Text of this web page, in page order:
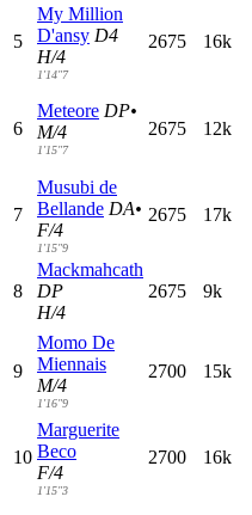
5
My Million
D'ansy D4
H/4
1'14"7
2675 16k
6
Meteore DP•
M/4
1'15"7
2675 12k
7
Musubi de
Bellande DA•
F/4
1'15"9
2675 17k
8
Mackmahcath
DP
H/4
2675 9k
9
Momo De
Miennais
M/4
1'16"9
2700 15k
10
Marguerite
Beco
F/4
1'15"3
2700 16k